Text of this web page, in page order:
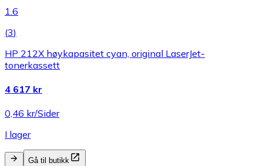
1.6
(3)
HP 212X høykapasitet cyan, original LaserJet-
tonerkassett
4 617 kr
0,46 kr/Sider
I lager
Gå til butikk